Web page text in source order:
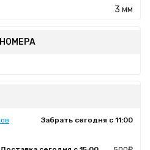
3 мм
Забрать сегодня с 11:00